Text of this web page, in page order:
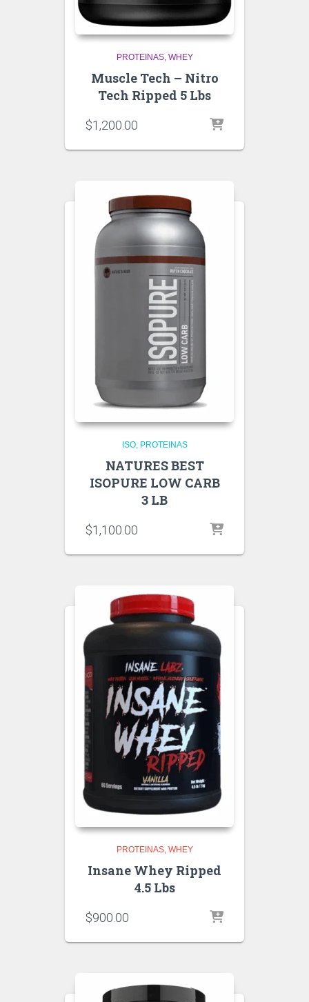
PROTEINAS WHEY
Muscle Tech – Nitro
Tech Ripped 5 Lbs
$1,200.00
ISO PROTEINAS
NATURES BEST
ISOPURE LOW CARB
3 LB
$1,100.00
PROTEINAS WHEY
Insane Whey Ripped
4.5 Lbs
$900.00